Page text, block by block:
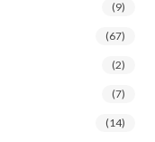
(9)
(67)
(2)
(7)
(14)